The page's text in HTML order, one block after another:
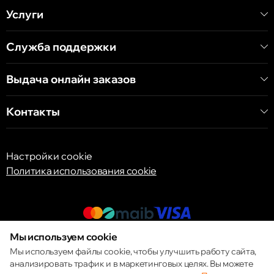
Кишинёв
ул. Арборилор 21, CC «Shopping MallDova»
Услуги
Служба поддержки
Выдача онлайн заказов
Контакты
Настройки cookie
Политика использования cookie
© 2013 – 2026 ECOM
Мы используем cookie
Мы используем файлы cookie, чтобы улучшить работу сайта,
анализировать трафик и в маркетинговых целях. Вы можете